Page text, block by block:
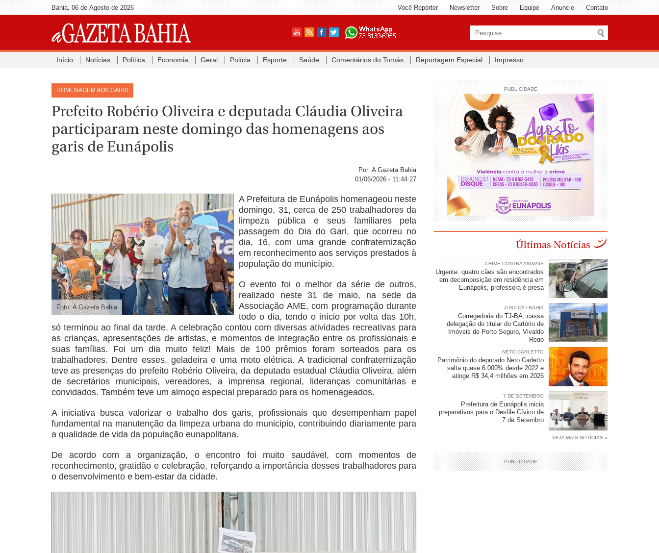
Bahia, 06 de Agosto de 2026 Você Repórter Newsletter Sobre Equipe Anuncie Contato
Início Notícias Política Economia Geral Polícia Esporte Saúde Comentários do Tomás Reportagem Especial Impresso
HOMENAGEM AOS GARIS
Prefeito Robério Oliveira e deputada Cláudia Oliveira
participaram neste domingo das homenagens aos
garis de Eunápolis
Por: A Gazeta Bahia
01/06/2026 - 11:44:27
Foto: A Gazeta Bahia
A Prefeitura de Eunápolis homenageou neste
domingo, 31, cerca de 250 trabalhadores da
limpeza pública e seus familiares pela
passagem do Dia do Gari, que ocorreu no
dia, 16, com uma grande confraternização
em reconhecimento aos serviços prestados à
população do município.
O evento foi o melhor da série de outros,
realizado neste 31 de maio, na sede da
Associação AME, com programação durante
todo o dia, tendo o início por volta das 10h,
só terminou ao final da tarde. A celebração contou com diversas atividades recreativas para
as crianças, apresentações de artistas, e momentos de integração entre os profissionais e
suas famílias. Foi um dia muito feliz! Mais de 100 prêmios foram sorteados para os
trabalhadores. Dentre esses, geladeira e uma moto elétrica. A tradicional confraternização
teve as presenças do prefeito Robério Oliveira, da deputada estadual Cláudia Oliveira, além
de secretários municipais, vereadores, a imprensa regional, lideranças comunitárias e
convidados. Também teve um almoço especial preparado para os homenageados.
A iniciativa busca valorizar o trabalho dos garis, profissionais que desempenham papel
fundamental na manutenção da limpeza urbana do municipio, contribuindo diariamente para
a qualidade de vida da população eunapolitana.
De acordo com a organização, o encontro foi muito saudável, com momentos de
reconhecimento, gratidão e celebração, reforçando a importância desses trabalhadores para
o desenvolvimento e bem-estar da cidade.
PUBLICIDADE
Últimas Notícias
CRIME CONTRA ANIMAIS
Urgente: quatro cães são encontrados
em decomposição em residência em
Eunápolis, professora é presa
JUSTIÇA / BAHIA
Corregedoria do TJ-BA, cassa
delegação do titular do Cartório de
Imóveis de Porto Seguro, Vivaldo
Rego
NETO CARLETTO
Patrimônio do deputado Neto Carletto
salta quase 6.000% desde 2022 e
atinge R$ 34,4 milhões em 2026
7 DE SETEMBRO
Prefeitura de Eunápolis inicia
preparativos para o Desfile Cívico de
7 de Setembro
VEJA MAIS NOTÍCIAS »
PUBLICIDADE